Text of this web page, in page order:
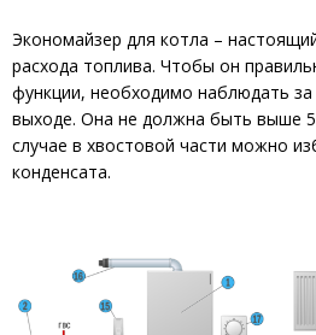
Экономайзер для котла –
расхода топлива. Чтобы он
функции, необходимо наблюдать за
выходе. Она не должна быть выше
случае в хвостовой части можно
конденсата.